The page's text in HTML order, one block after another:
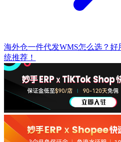
海外仓一件代发WMS怎么选？
统推荐！